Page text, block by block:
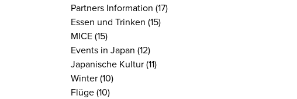
Partners Information (17)
Essen und Trinken (15)
MICE (15)
Events in Japan (12)
Japanische Kultur (11)
Winter (10)
Flüge (10)